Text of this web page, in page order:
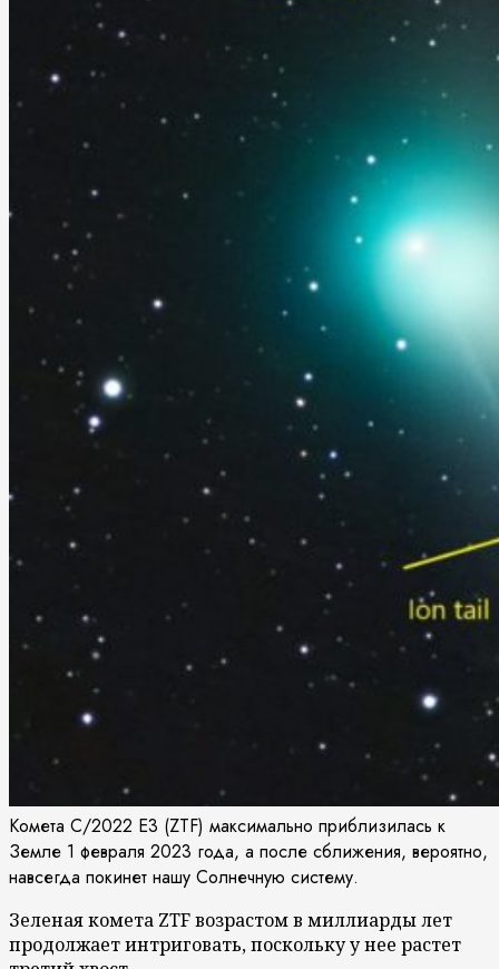
Комета C/2022 E3 (ZTF) максимально приблизилась к
Земле 1 февраля 2023 года, а после сближения, вероятно,
навсегда покинет нашу Солнечную систему.
Зеленая комета ZTF возрастом в миллиарды лет
продолжает интриговать, поскольку у нее растет